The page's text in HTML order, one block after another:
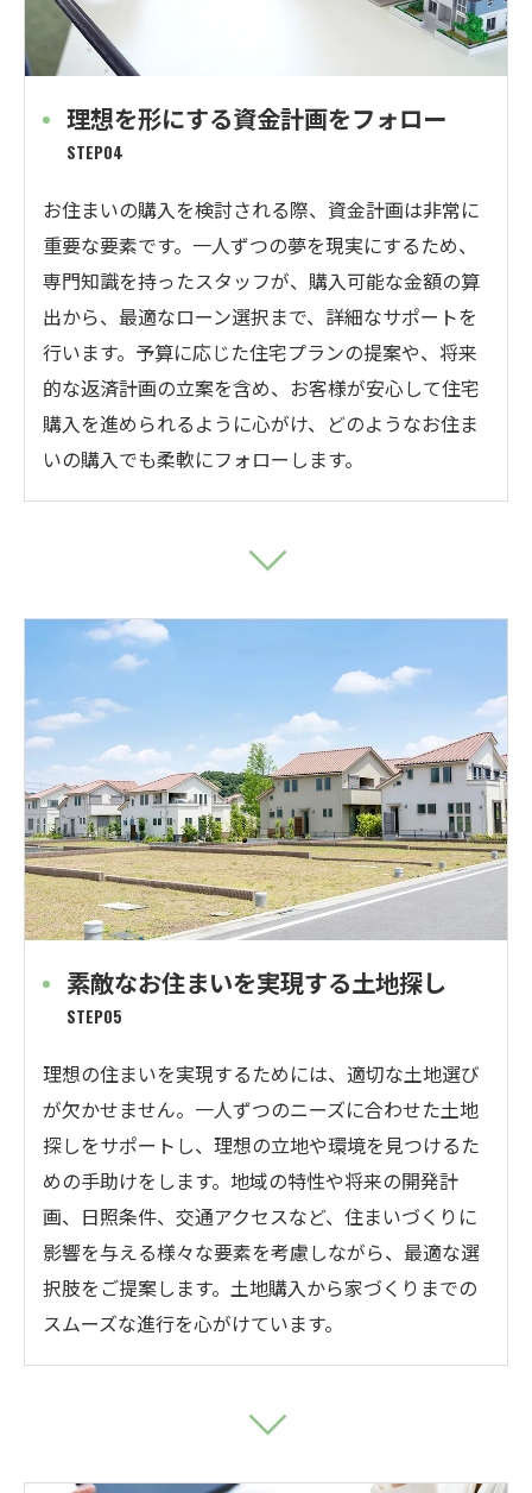
理想を形にする資金計画をフォロー
STEP04
お住まいの購入を検討される際、資金計画は非常に
重要な要素です。一人ずつの夢を現実にするため、
専門知識を持ったスタッフが、購入可能な金額の算
出から、最適なローン選択まで、詳細なサポートを
行います。予算に応じた住宅プランの提案や、将来
的な返済計画の立案を含め、お客様が安心して住宅
購入を進められるように心がけ、どのようなお住ま
いの購入でも柔軟にフォローします。
素敵なお住まいを実現する土地探し
STEP05
理想の住まいを実現するためには、適切な土地選び
が欠かせません。一人ずつのニーズに合わせた土地
探しをサポートし、理想の立地や環境を見つけるた
めの手助けをします。地域の特性や将来の開発計
画、日照条件、交通アクセスなど、住まいづくりに
影響を与える様々な要素を考慮しながら、最適な選
択肢をご提案します。土地購入から家づくりまでの
スムーズな進行を心がけています。